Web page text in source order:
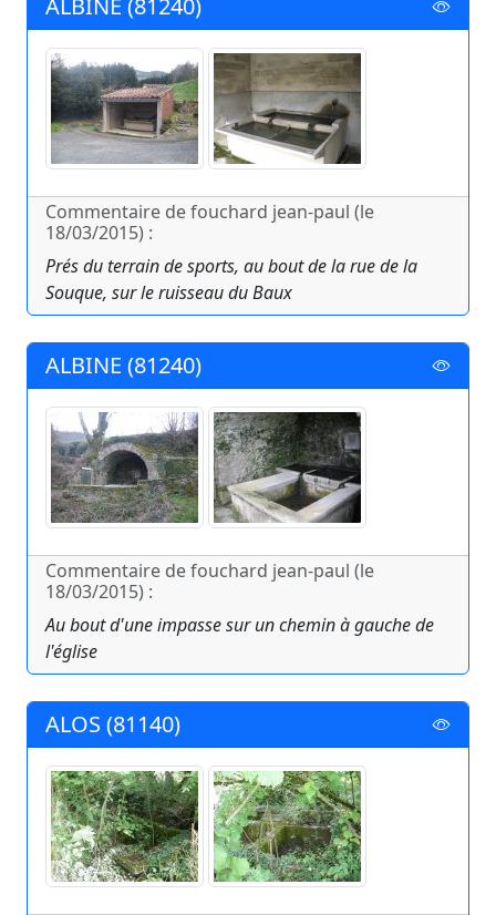
ALBINE (81240)
Commentaire de fouchard jean-paul (le
18/03/2015) :
Prés du terrain de sports, au bout de la rue de la
Souque, sur le ruisseau du Baux
ALBINE (81240)
Commentaire de fouchard jean-paul (le
18/03/2015) :
Au bout d'une impasse sur un chemin à gauche de
l'église
ALOS (81140)